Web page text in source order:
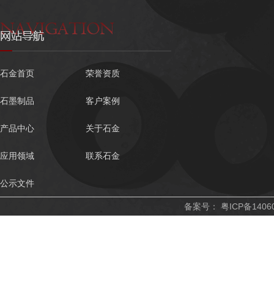
石金首页 荣誉资质
石墨制品 客户案例
产品中心 关于石金
应用领域 联系石金
公示文件
备案号： 粤ICP备